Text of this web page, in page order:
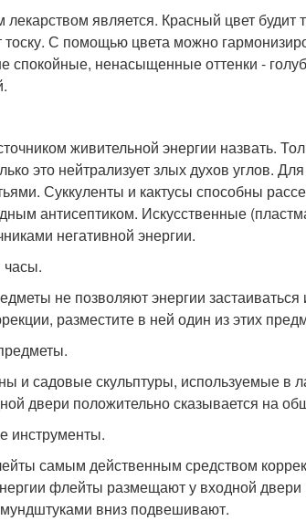
является. Красный цвет будит
С помощью цвета можно
спокойные, ненасыщенные оттенки -
живительной энергии назвать.
это нейтрализует злых духов углов.
Суккуленты и кактусы способны
антисептиком. Искусственные
негативной энергии.
часы.
не позволяют энергии
разместите в ней один из этих
и садовые скульптуры, используемые в
двери положительно сказывается на
инструменты.
самым действенным средством
флейты размещают у входной
вниз подвешивают.